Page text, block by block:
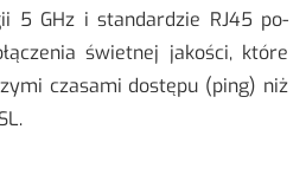
5 GHz i stan­dar­dzie RJ45 po­
świet­nej ja­ko­ści, które
cza­sa­mi do­stę­pu (ping) niż